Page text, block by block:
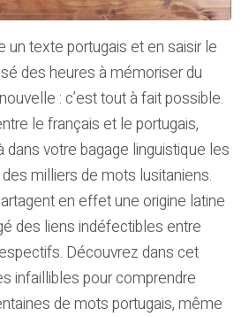
un texte portugais et en saisir le
des heures à mémoriser du
: c’est tout à fait possible.
le français et le portugais,
votre bagage linguistique les
milliers de mots lusitaniens.
en effet une origine latine
des liens indéfectibles entre
Découvrez dans cet
infaillibles pour comprendre
de mots portugais, même